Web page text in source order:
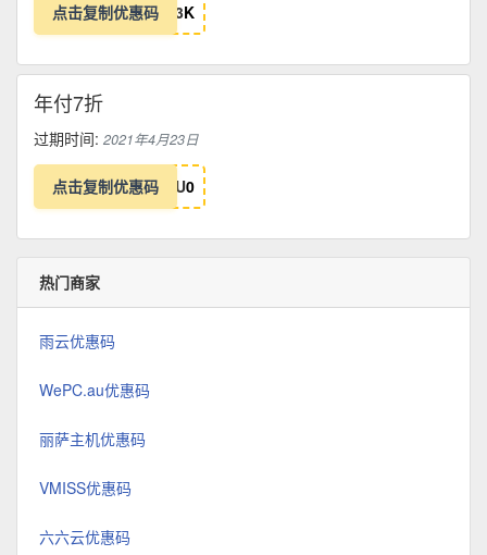
点击复制优惠码 3K
年付7折
过期时间: 2021年4月23日
点击复制优惠码 U0
热门商家
雨云优惠码
WePC.au优惠码
丽萨主机优惠码
VMISS优惠码
六六云优惠码